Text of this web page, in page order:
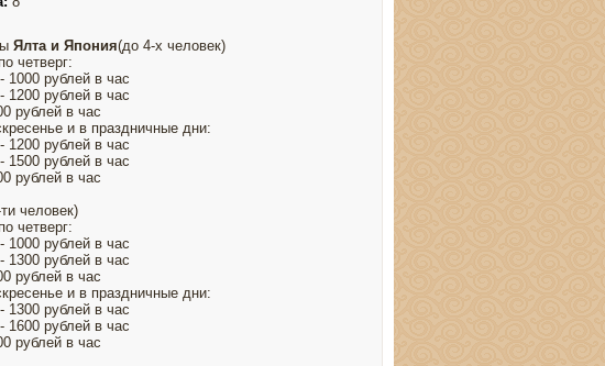
Ялта и Япония(до 4-х человек)
четверг:
1000 рублей в час
1200 рублей в час
рублей в час
и в праздничные дни:
1200 рублей в час
1500 рублей в час
рублей в час
человек)
четверг:
1000 рублей в час
1300 рублей в час
рублей в час
и в праздничные дни:
1300 рублей в час
1600 рублей в час
рублей в час